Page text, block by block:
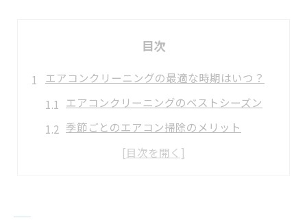
目次
エアコンクリーニングの最適な時期はいつ？
エアコンクリーニングのベストシーズン
季節ごとのエアコン掃除のメリット
効率的なエアコンクリーニング時期